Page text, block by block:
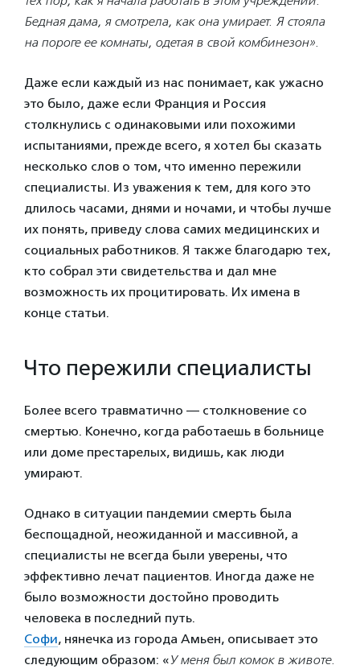
Бедная дама, я смотрела, как она умирает. Я стояла
на пороге ее комнаты, одетая в свой комбинезон».
Даже если каждый из нас понимает, как ужасно
это было, даже если Франция и Россия
столкнулись с одинаковыми или похожими
испытаниями, прежде всего, я хотел бы сказать
несколько слов о том, что именно пережили
специалисты. Из уважения к тем, для кого это
длилось часами, днями и ночами, и чтобы лучше
их понять, приведу слова самих медицинских и
социальных работников. Я также благодарю тех,
кто собрал эти свидетельства и дал мне
возможность их процитировать. Их имена в
конце статьи.
Что пережили специалисты
Более всего травматично — столкновение со
смертью. Конечно, когда работаешь в больнице
или доме престарелых, видишь, как люди
умирают.
Однако в ситуации пандемии смерть была
беспощадной, неожиданной и массивной, а
специалисты не всегда были уверены, что
эффективно лечат пациентов. Иногда даже не
было возможности достойно проводить
человека в последний путь.
Софи, нянечка из города Амьен, описывает это
следующим образом: «У меня был комок в животе.